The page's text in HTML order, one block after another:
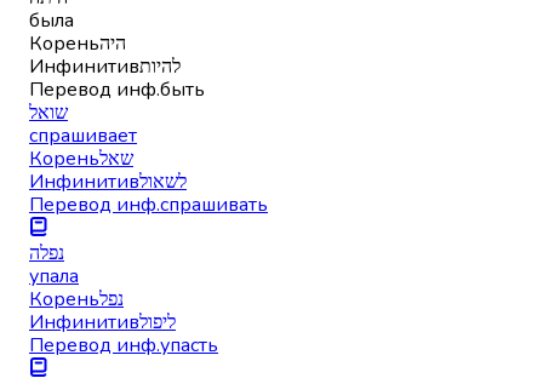
была
Кореньהיה
Инфинитивלהיות
Перевод инф.быть
שואל
спрашивает
Кореньשאל
Инфинитивלשאול
Перевод инф.спрашивать
נפלה
упала
Кореньנפל
Инфинитивליפול
Перевод инф.упасть